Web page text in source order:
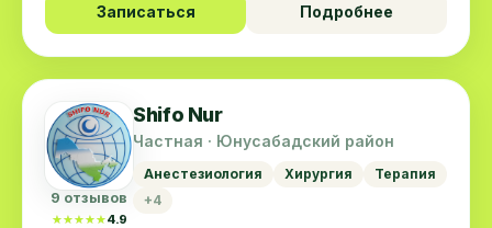
Записаться
Подробнее
9 отзывов
★★★★★
★★★★★4.9
Shifo Nur
Частная · Юнусабадский район
Анестезиология Хирургия
Терапия
+4